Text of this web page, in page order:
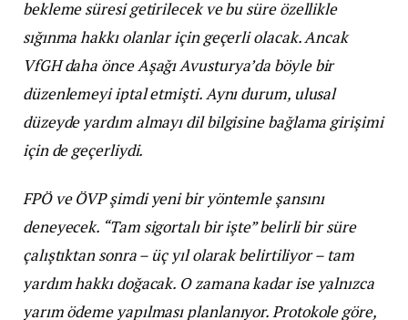
bekleme süresi getirilecek ve bu süre özellikle
sığınma hakkı olanlar için geçerli olacak. Ancak
VfGH daha önce Aşağı Avusturya’da böyle bir
düzenlemeyi iptal etmişti. Aynı durum, ulusal
düzeyde yardım almayı dil bilgisine bağlama girişimi
için de geçerliydi.
FPÖ ve ÖVP şimdi yeni bir yöntemle şansını
deneyecek. “Tam sigortalı bir işte” belirli bir süre
çalıştıktan sonra – üç yıl olarak belirtiliyor – tam
yardım hakkı doğacak. O zamana kadar ise yalnızca
yarım ödeme yapılması planlanıyor. Protokole göre,